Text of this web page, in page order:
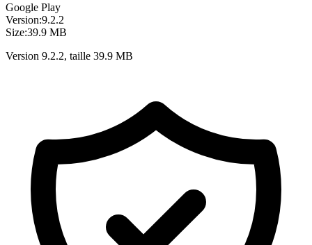
Google Play
Version:9.2.2
Size:39.9 MB
Version 9.2.2, taille 39.9 MB